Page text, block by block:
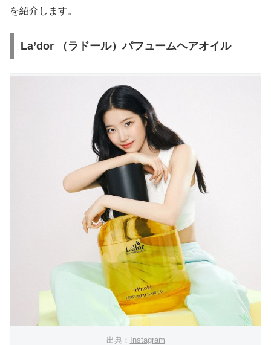
を紹介します。
La’dor （ラドール）パフュームヘアオイル
出典： Instagram